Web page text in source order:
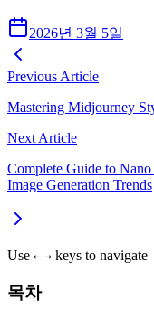
2026년 3월 5일
Previous Article
Mastering Midjourney
Next Article
Complete Guide to
Image Generation Trends
Use ← → keys to navigate
목차